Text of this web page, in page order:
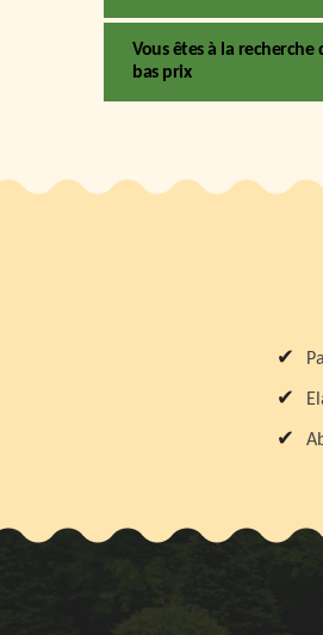
Vous êtes à la recherche
bas prix